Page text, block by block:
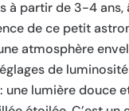
partir de 3-4
de ce petit
atmosphère
de
une lumière douce